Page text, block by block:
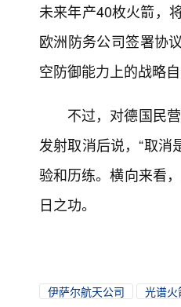
未来年产40枚火箭，
欧洲防务公司签署协
空防御能力上的战略自
不过，对德国民
发射取消后说，“取消
验和历练。横向来看
日之功。
伊萨尔航天公司 光谱火